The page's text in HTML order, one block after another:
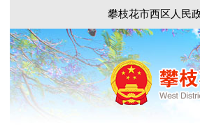
攀枝花市西区人民